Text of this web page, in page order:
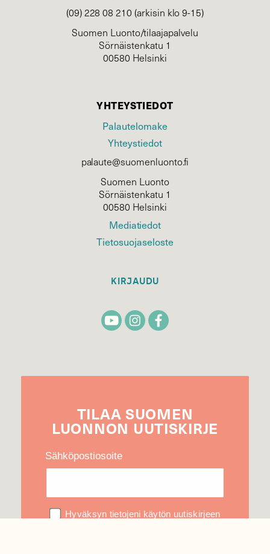
(09) 228 08 210 (arkisin klo 9-15)
Suomen Luonto/tilaajapalvelu
Sörnäistenkatu 1
00580 Helsinki
YHTEYSTIEDOT
Palautelomake
Yhteystiedot
palaute@suomenluonto.fi
Suomen Luonto
Sörnäistenkatu 1
00580 Helsinki
Mediatiedot
Tietosuojaseloste
KIRJAUDU
TILAA SUOMEN
LUONNON UUTIS­KIRJE
Sähköpostiosoite
Hyväksyn tietojeni käytön uutiskirjeen